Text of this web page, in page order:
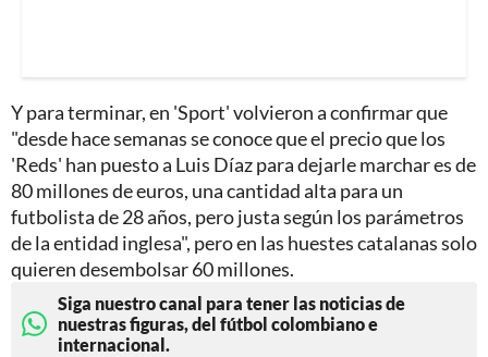
Y para terminar, en 'Sport' volvieron a confirmar que
"desde hace semanas se conoce que el precio que los
'Reds' han puesto a Luis Díaz para dejarle marchar es de
80 millones de euros, una cantidad alta para un
futbolista de 28 años, pero justa según los parámetros
de la entidad inglesa", pero en las huestes catalanas solo
quieren desembolsar 60 millones.
Siga nuestro canal para tener las noticias de
nuestras figuras, del fútbol colombiano e
internacional.